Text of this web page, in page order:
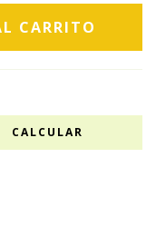
CALCULAR